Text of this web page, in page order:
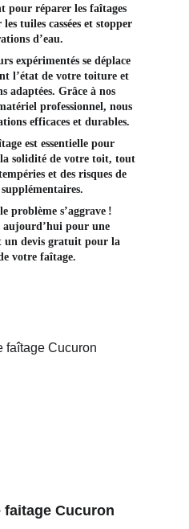
pour réparer les faîtages
tuiles cassées et stopper
d’eau.
expérimentés se déplace
l’état de votre toiture et
adaptées. Grâce à nos
professionnel, nous
efficaces et durables.
est essentielle pour
solidité de votre toit, tout
et des risques de
problème s’aggrave !
aujourd’hui pour une
un devis gratuit pour la
votre faîtage.
faitage Cucuron